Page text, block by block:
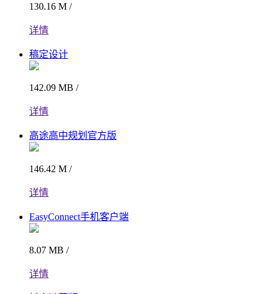
130.16 M /
详情
稿定设计
142.09 MB /
详情
高途高中规划官方版
146.42 M /
详情
EasyConnect手机客户端
8.07 MB /
详情